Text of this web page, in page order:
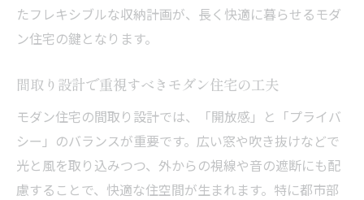
たフレキシブルな収納計画が、長く快適に暮らせるモダ
ン住宅の鍵となります。
間取り設計で重視すべきモダン住宅の工夫
モダン住宅の間取り設計では、「開放感」と「プライバ
シー」のバランスが重要です。広い窓や吹き抜けなどで
光と風を取り込みつつ、外からの視線や音の遮断にも配
慮することで、快適な住空間が生まれます。特に都市部